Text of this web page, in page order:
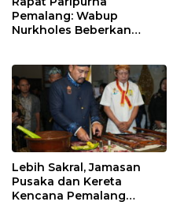
Pemalang: Wabup
Nurkholes Beberkan
Lebih Sakral, Jamasan
Pusaka dan Kereta
Kencana Pemalang